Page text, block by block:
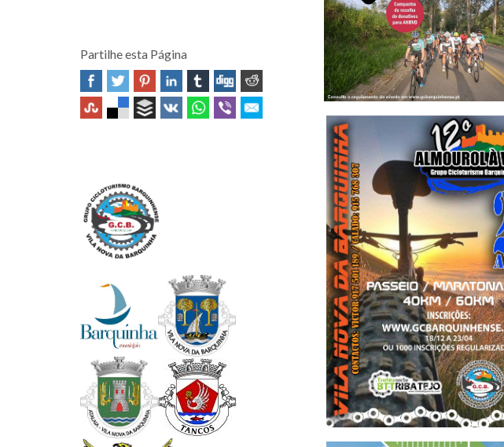
Partilhe esta Página